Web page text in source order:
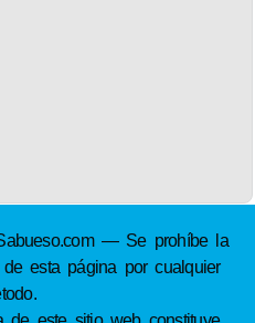
— Se prohíbe la
esta página por cualquier